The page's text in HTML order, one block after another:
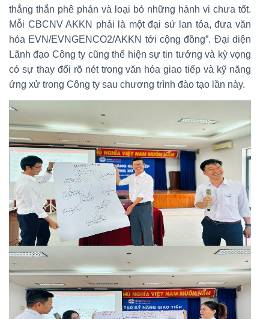
thẳng thắn phê phán và loại bỏ những hành vi chưa tốt.
Mỗi CBCNV AKKN phải là một đại sứ lan tỏa, đưa văn
hóa EVN/EVNGENCO2/AKKN tới cộng đồng”. Đại diện
Lãnh đạo Công ty cũng thể hiện sự tin tưởng và kỳ vọng
có sự thay đổi rõ nét trong văn hóa giao tiếp và kỹ năng
ứng xử trong Công ty sau chương trình đào tạo lần này.